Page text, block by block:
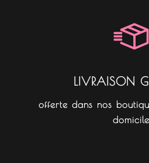
a
m
LIVRAISON
offerte dans nos
domicile